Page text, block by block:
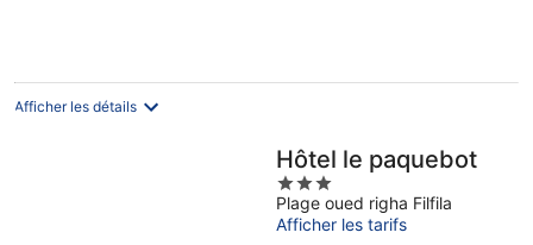
Afficher les détails
Hôtel le paquebot
3
out
of
Plage oued righa Filfila
Afficher les tarifs